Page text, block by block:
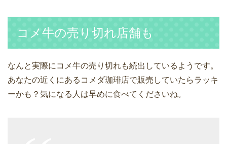
コメ牛の売り切れ店舗も
なんと実際にコメ牛の売り切れも続出しているようです。
あなたの近くにあるコメダ珈琲店で販売していたらラッキ
ーかも？気になる人は早めに食べてくださいね。